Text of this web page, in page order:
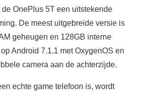
OnePlus 5T een uitstekende
De meest uitgebreide versie is
geheugen en 128GB interne
Android 7.1.1 met OxygenOS en
camera aan de achterzijde.
echte game telefoon is, wordt